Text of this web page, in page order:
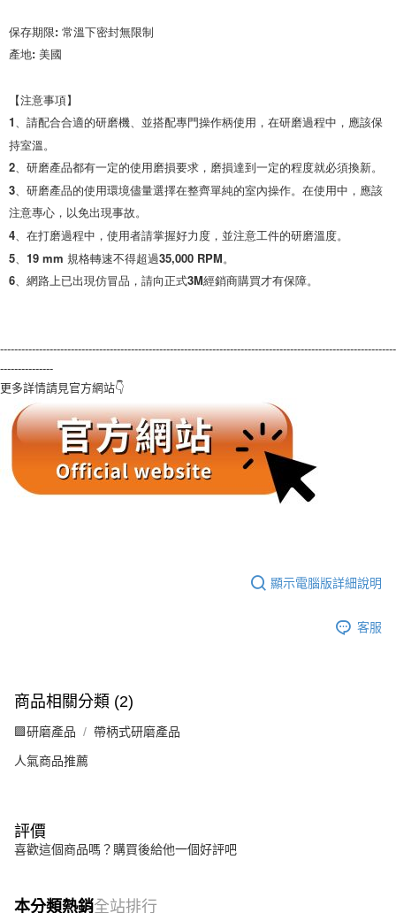
保存期限: 常溫下密封無限制
產地: 美國
【注意事項】
1、請配合合適的研磨機、並搭配專門操作柄使用，在研磨過程中，應該保
持室溫。
2、研磨產品都有一定的使用磨損要求，磨損達到一定的程度就必須換新。
3、研磨產品的使用環境儘量選擇在整齊單純的室內操作。在使用中，應該
注意專心，以免出現事故。
4、在打磨過程中，使用者請掌握好力度，並注意工件的研磨溫度。
5、19 mm 規格轉速不得超過35,000 RPM。
6、網路上已出現仿冒品，請向正式3M經銷商購買才有保障。
----------------------------------------------------------------------------------------------------------------
---------------
更多詳情請見官方網站👇
顯示電腦版詳細說明
客服
商品相關分類 (2)
🟪研磨產品 帶柄式研磨產品
人氣商品推薦
評價
喜歡這個商品嗎？購買後給他一個好評吧
本分類熱銷全站排行